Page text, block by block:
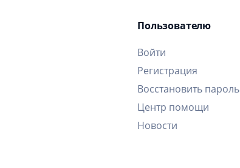
Пользователю
Войти
Регистрация
Восстановить пароль
Центр помощи
Новости